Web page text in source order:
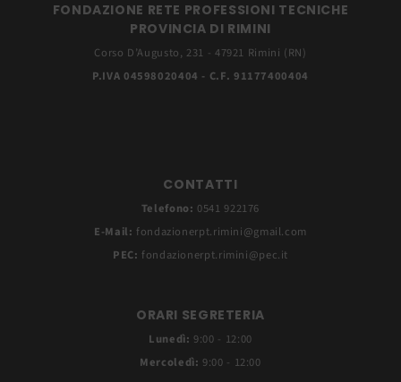
FONDAZIONE RETE PROFESSIONI TECNICHE
PROVINCIA DI RIMINI
Corso D’Augusto, 231 - 47921 Rimini (RN)
P.IVA 04598020404 - C.F. 91177400404
CONTATTI
Telefono: 0541 922176
E-Mail: fondazionerpt.rimini@gmail.com
PEC: fondazionerpt.rimini@pec.it
ORARI SEGRETERIA
Lunedì: 9:00 - 12:00
Mercoledì: 9:00 - 12:00